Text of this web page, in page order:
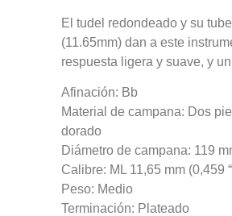
El tudel redondeado y su
(11.65mm) dan a este
respuesta ligera y suave, y
Afinación: Bb
Material de campana: Dos
dorado
Diámetro de campana: 119
Calibre: ML 11,65 mm (0,459
Peso: Medio
Terminación: Plateado